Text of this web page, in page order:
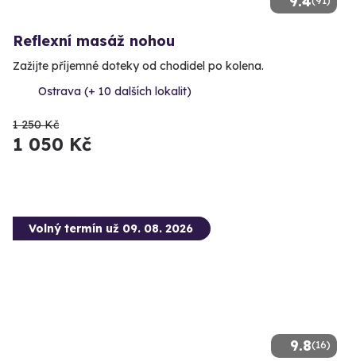
Reflexní masáž nohou
Zažijte příjemné doteky od chodidel po kolena.
Ostrava (+ 10 dalších lokalit)
1 250 Kč
1 050 Kč
9.8(16)
Volný termín už 09. 08. 2026